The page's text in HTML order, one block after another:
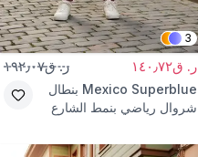
3
ر. ق١٤٠٫٧٢ ر. ق١٩٢٫٠٧
Mexico Superblue بنطال
شروال رياضي بنمط الشارع